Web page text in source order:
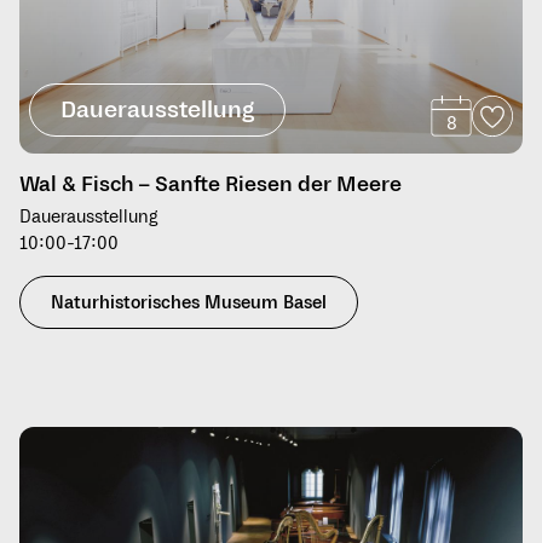
Dauerausstellung 8
Wal & Fisch – Sanfte Riesen der Meere
Dauerausstellung
10:00-17:00
Naturhistorisches Museum Basel